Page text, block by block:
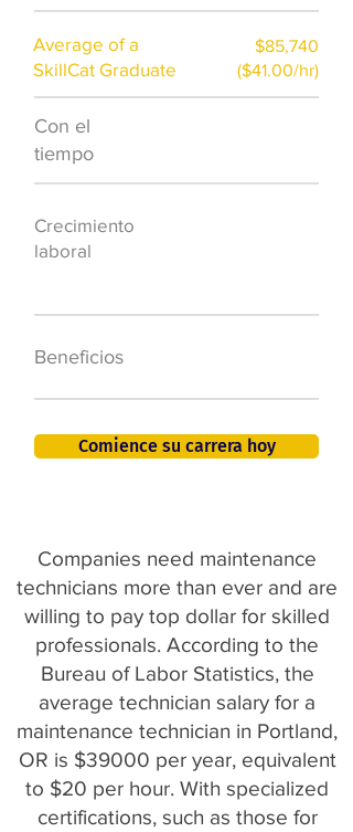
Average of a
SkillCat Graduate
$85,740
($41.00/hr)
Con el
tiempo
Crecimiento
laboral
Beneficios
Comience su carrera hoy
Companies need maintenance
technicians more than ever and are
willing to pay top dollar for skilled
professionals. According to the
Bureau of Labor Statistics, the
average technician salary for a
maintenance technician in Portland,
OR is $39000 per year, equivalent
to $20 per hour. With specialized
certifications, such as those for